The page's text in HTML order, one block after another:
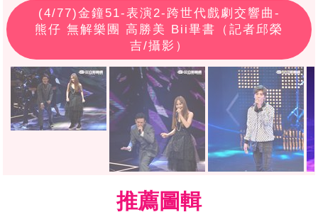
(4/77)金鐘51-表演2-跨世代戲劇交響曲-
熊仔 無解樂團 高勝美 Bii畢書（記者邱榮
吉/攝影）
推薦圖輯